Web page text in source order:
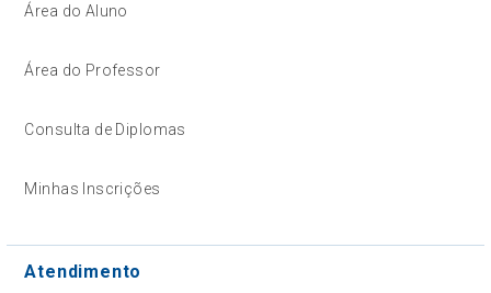
Área do Aluno
Área do Professor
Consulta de Diplomas
Minhas Inscrições
Atendimento